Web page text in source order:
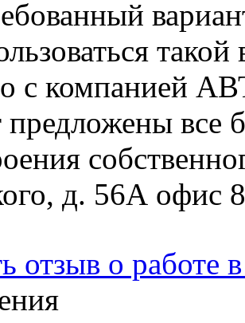
с компанией
предложены все
д. 56А офис
отзыв о работе